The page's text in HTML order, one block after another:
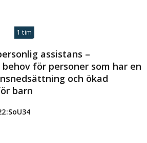
1 tim
assistans –
för personer som har en
och ökad
barn